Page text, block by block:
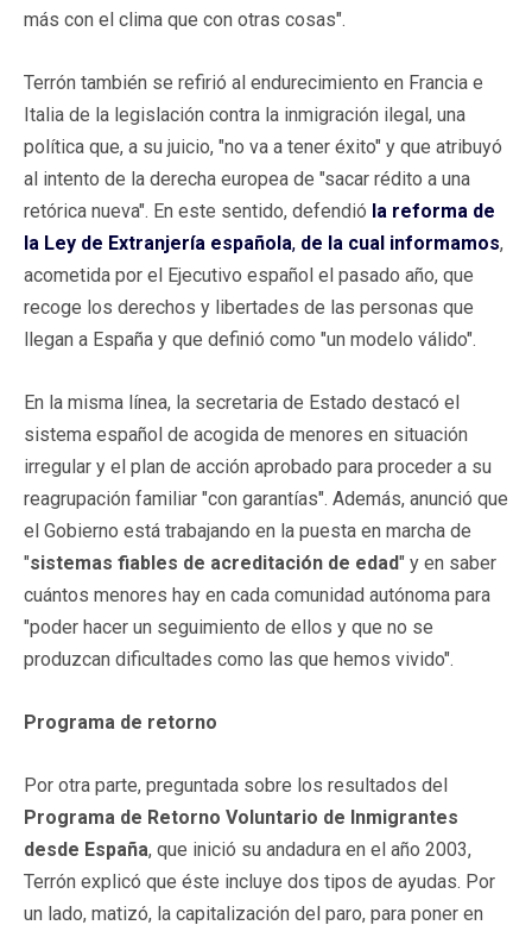
más con el clima que con otras cosas".
Terrón también se refirió al endurecimiento en Francia e
Italia de la legislación contra la inmigración ilegal, una
política que, a su juicio, "no va a tener éxito" y que atribuyó
al intento de la derecha europea de "sacar rédito a una
retórica nueva". En este sentido, defendió la reforma de
la Ley de Extranjería española, de la cual informamos,
acometida por el Ejecutivo español el pasado año, que
recoge los derechos y libertades de las personas que
llegan a España y que definió como "un modelo válido".
En la misma línea, la secretaria de Estado destacó el
sistema español de acogida de menores en situación
irregular y el plan de acción aprobado para proceder a su
reagrupación familiar "con garantías". Además, anunció que
el Gobierno está trabajando en la puesta en marcha de
"sistemas fiables de acreditación de edad" y en saber
cuántos menores hay en cada comunidad autónoma para
"poder hacer un seguimiento de ellos y que no se
produzcan dificultades como las que hemos vivido".
Programa de retorno
Por otra parte, preguntada sobre los resultados del
Programa de Retorno Voluntario de Inmigrantes
desde España, que inició su andadura en el año 2003,
Terrón explicó que éste incluye dos tipos de ayudas. Por
un lado, matizó, la capitalización del paro, para poner en